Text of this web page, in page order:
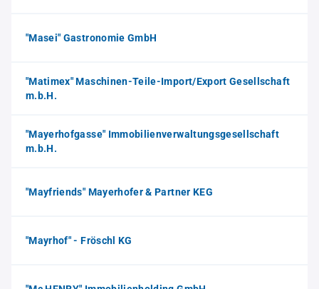
"Masei" Gastronomie GmbH
"Matimex" Maschinen-Teile-Import/Export Gesellschaft
m.b.H.
"Mayerhofgasse" Immobilienverwaltungsgesellschaft
m.b.H.
"Mayfriends" Mayerhofer & Partner KEG
"Mayrhof" - Fröschl KG